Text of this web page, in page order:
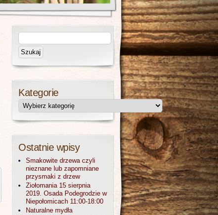
Kategorie
Ostatnie wpisy
Smakowite drzewa czyli
nieznane lub zapomniane
przysmaki z drzew
Ziołomania 15 sierpnia
2019. Osada Podegrodzie w
Niepołomicach 11:00-18:00
Naturalne mydła